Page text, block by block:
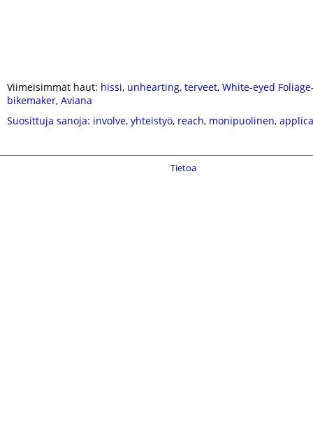
Viimeisimmät haut: hissi, unhearting, terveet, White-eyed
bikemaker, Aviana
Suosittuja sanoja: involve, yhteistyö, reach, monipuolinen,
Tietoa